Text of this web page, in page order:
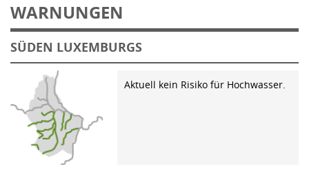
WARNUNGEN
SÜDEN LUXEMBURGS
Aktuell kein Risiko für Hochwasser.